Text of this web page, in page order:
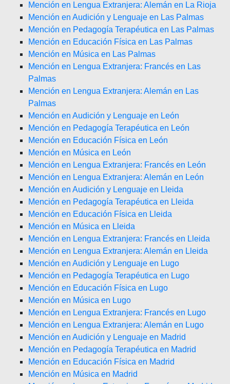
Mención en Lengua Extranjera: Alemán en La Rioja
Mención en Audición y Lenguaje en Las Palmas
Mención en Pedagogía Terapéutica en Las Palmas
Mención en Educación Física en Las Palmas
Mención en Música en Las Palmas
Mención en Lengua Extranjera: Francés en Las
Palmas
Mención en Lengua Extranjera: Alemán en Las
Palmas
Mención en Audición y Lenguaje en León
Mención en Pedagogía Terapéutica en León
Mención en Educación Física en León
Mención en Música en León
Mención en Lengua Extranjera: Francés en León
Mención en Lengua Extranjera: Alemán en León
Mención en Audición y Lenguaje en Lleida
Mención en Pedagogía Terapéutica en Lleida
Mención en Educación Física en Lleida
Mención en Música en Lleida
Mención en Lengua Extranjera: Francés en Lleida
Mención en Lengua Extranjera: Alemán en Lleida
Mención en Audición y Lenguaje en Lugo
Mención en Pedagogía Terapéutica en Lugo
Mención en Educación Física en Lugo
Mención en Música en Lugo
Mención en Lengua Extranjera: Francés en Lugo
Mención en Lengua Extranjera: Alemán en Lugo
Mención en Audición y Lenguaje en Madrid
Mención en Pedagogía Terapéutica en Madrid
Mención en Educación Física en Madrid
Mención en Música en Madrid